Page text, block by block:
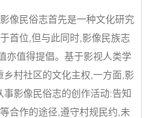
民俗志首先是一种文化研究
首位,但与此同时,影像民族志
亦值得提倡。基于影视人类学
乡村社区的文化主权,一方面,影
事影像民俗志的创作活动:告知
合作的途径,遵守村规民约,未